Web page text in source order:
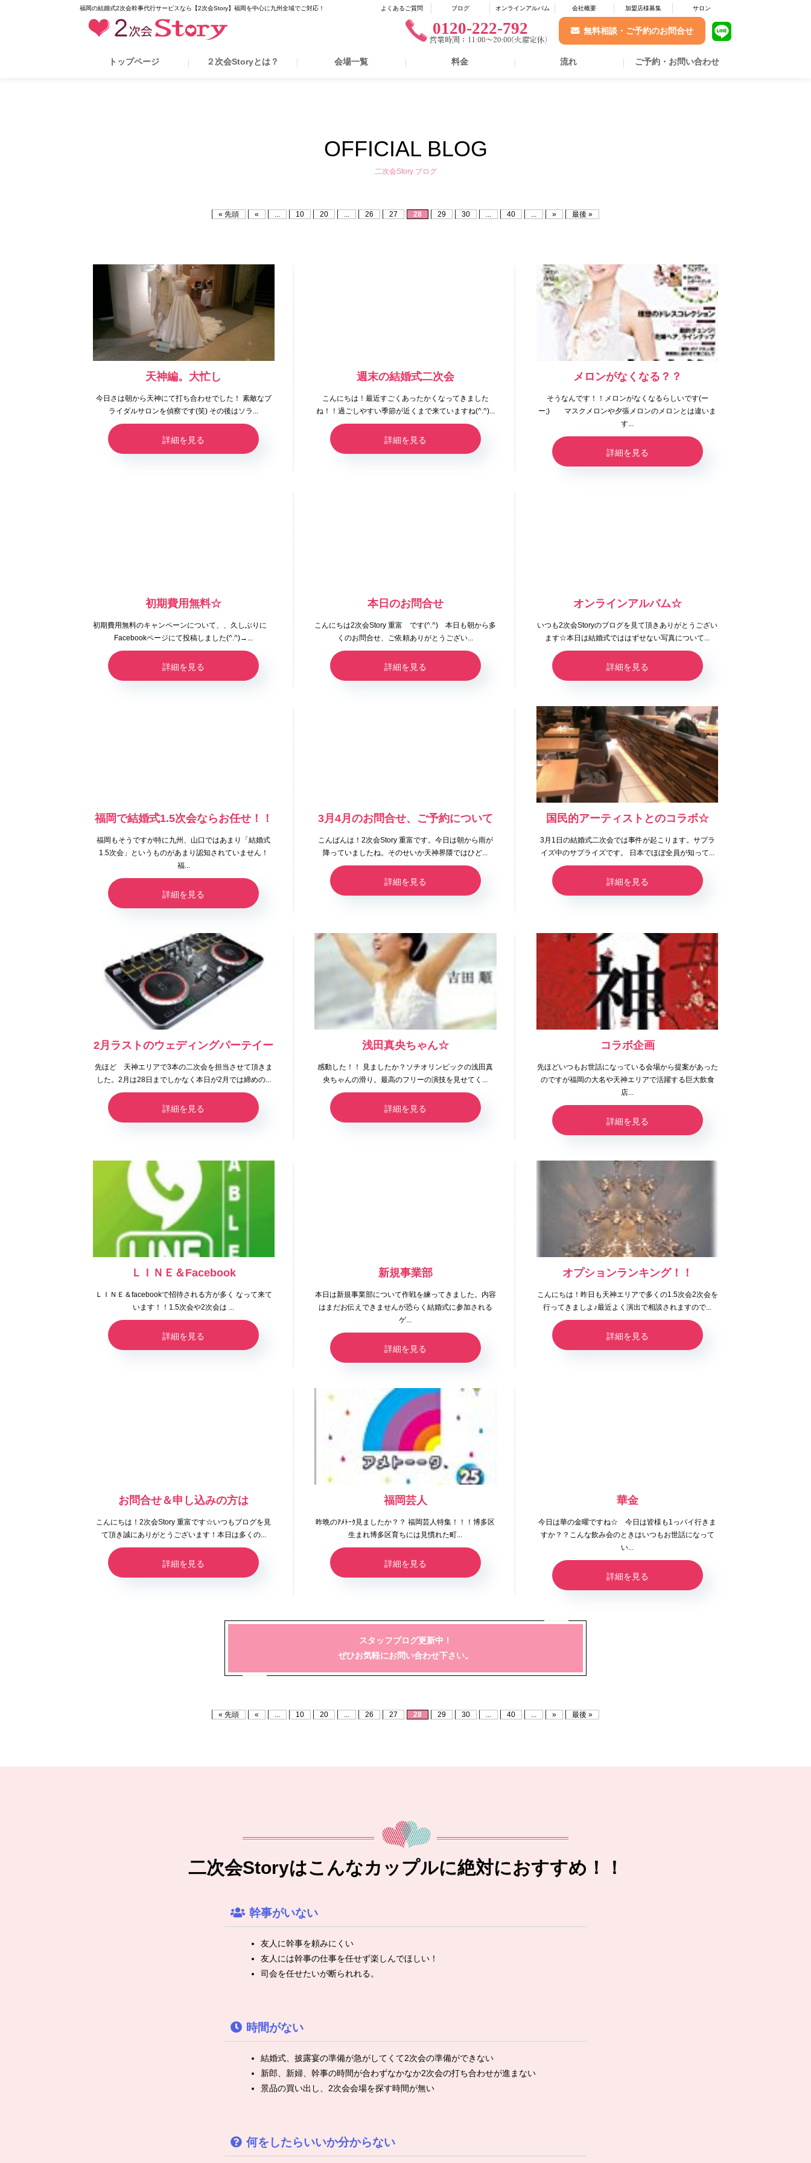
福岡の結婚式2次会幹事代行サービスなら【2次会Story】福岡を中心に九州全域でご対応！ よくあるご質問 ブログ オンラインアルバム 会社概要 加盟店様募集 サロン
0120-222-792 無料相談・ご予約のお問合せ
トップページ ２次会Storyとは？ 会場一覧 料金 流れ ご予約・お問い合わせ
OFFICIAL BLOG
二次会Story ブログ
« 先頭 « ... 10 20 ... 26 27 28 29 30 ... 40 ... » 最後 »
天神編。大忙し
今日さは朝から天神にて打ち合わせでした！ 素敵なブ
ライダルサロンを偵察です(笑) その後はソラ...
詳細を見る
週末の結婚式二次会
こんにちは！最近すごくあったかくなってきました
ね！！過ごしやすい季節が近くまで来ていますね(^.^)...
詳細を見る
メロンがなくなる？？
そうなんです！！メロンがなくなるらしいです(ー
ー;) マスクメロンや夕張メロンのメロンとは違いま
す...
詳細を見る
初期費用無料☆
初期費用無料のキャンペーンについて、、久しぶりに
Facebookページにて投稿しました(^.^)→...
詳細を見る
本日のお問合せ
こんにちは2次会Story 重富 です(^.^) 本日も朝から多
くのお問合せ、ご依頼ありがとうござい...
詳細を見る
オンラインアルバム☆
いつも2次会Storyのブログを見て頂きありがとうござい
ます☆本日は結婚式でははずせない写真について...
詳細を見る
福岡で結婚式1.5次会ならお任せ！！
福岡もそうですが特に九州、山口ではあまり「結婚式
1.5次会」というものがあまり認知されていません！
福...
詳細を見る
3月4月のお問合せ、ご予約について
こんばんは！2次会Story 重富です。今日は朝から雨が
降っていましたね。そのせいか天神界隈ではひど...
詳細を見る
国民的アーティストとのコラボ☆
3月1日の結婚式二次会では事件が起こります。サプラ
イズ中のサプライズです。 日本でほぼ全員が知って...
詳細を見る
2月ラストのウェディングパーテイー
先ほど 天神エリアで3本の二次会を担当させて頂きま
した。2月は28日までしかなく本日が2月では締めの...
詳細を見る
浅田真央ちゃん☆
感動した！！ 見ましたか？ソチオリンピックの浅田真
央ちゃんの滑り。最高のフリーの演技を見せてく...
詳細を見る
コラボ企画
先ほどいつもお世話になっている会場から提案があった
のですが福岡の大名や天神エリアで活躍する巨大飲食
店...
詳細を見る
ＬＩＮＥ＆Facebook
ＬＩＮＥ＆facebookで招待される方が多く なって来て
います！！1.5次会や2次会は ...
詳細を見る
新規事業部
本日は新規事業部について作戦を練ってきました。内容
はまだお伝えできませんが恐らく結婚式に参加される
ゲ...
詳細を見る
オプションランキング！！
こんにちは！昨日も天神エリアで多くの1.5次会2次会を
行ってきましよ♪最近よく演出で相談されますので...
詳細を見る
お問合せ＆申し込みの方は
こんにちは！2次会Story 重富です☆いつもブログを見
て頂き誠にありがとうございます！本日は多くの...
詳細を見る
福岡芸人
昨晩のｱﾒﾄｰｸ見ましたか？？ 福岡芸人特集！！！博多区
生まれ博多区育ちには見慣れた町...
詳細を見る
華金
今日は華の金曜ですね☆ 今日は皆様も1っパイ行きま
すか？？こんな飲み会のときはいつもお世話になって
い...
詳細を見る
スタッフブログ更新中！
ぜひお気軽にお問い合わせ下さい。
« 先頭 « 10 20 26 27 28 29 30 40 » 最後 »
二次会Storyはこんなカップルに絶対におすすめ！！
幹事がいない
友人に幹事を頼みにくい
友人には幹事の仕事を任せず楽しんでほしい！
司会を任せたいが断られれる。
時間がない
結婚式、披露宴の準備が急がしてくて2次会の準備ができない
新郎、新婦、幹事の時間が合わずなかなか2次会の打ち合わせが進まない
景品の買い出し、2次会会場を探す時間が無い
何をしたらいいか分からない